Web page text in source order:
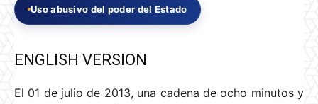
Uso abusivo del poder del Estado
ENGLISH VERSION
El 01 de julio de 2013, una cadena de ocho minutos y